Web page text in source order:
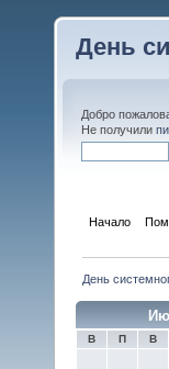
День
Добро
Не получили
Начало
День
В П В